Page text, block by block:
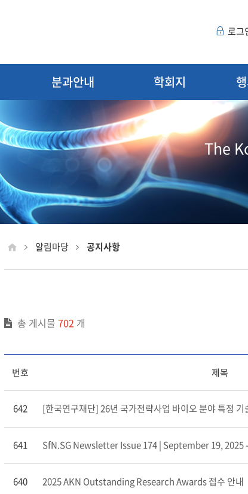
로그
분과안내 학회지
The
알림마당 공지사항
총 게시물 702 개
번호 제목
642 [한국연구재단] 26년 국가전략사업 바이오 분야 특정 기
641 SfN.SG Newsletter Issue 174 | September 19,
640 2025 AKN Outstanding Research Awards 접수 안내